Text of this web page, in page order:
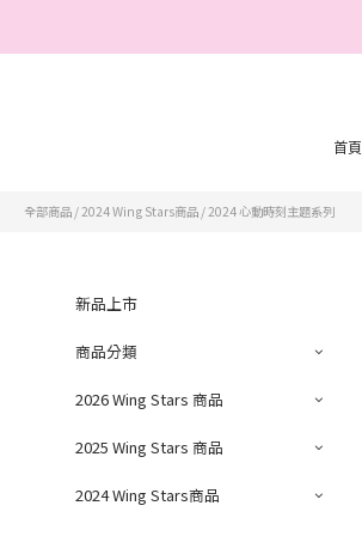
首頁
全部商品 / 2024 Wing Stars商品 / 2024 心動時刻主題系列
新品上市
商品分類
2026 Wing Stars 商品
2025 Wing Stars 商品
2024 Wing Stars商品